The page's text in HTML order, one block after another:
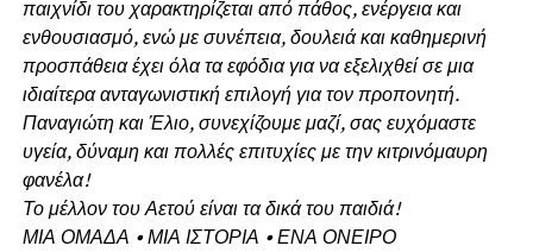
παιχνίδι του χαρακτηρίζεται από πάθος, ενέργεια και
ενθουσιασμό, ενώ με συνέπεια, δουλειά και καθημερινή
προσπάθεια έχει όλα τα εφόδια για να εξελιχθεί σε μια
ιδιαίτερα ανταγωνιστική επιλογή για τον προπονητή.
Παναγιώτη και Έλιο, συνεχίζουμε μαζί, σας ευχόμαστε
υγεία, δύναμη και πολλές επιτυχίες με την κιτρινόμαυρη
φανέλα!
Το μέλλον του Αετού είναι τα δικά του παιδιά!
ΜΙΑ ΟΜΑΔΑ • ΜΙΑ ΙΣΤΟΡΙΑ • ΕΝΑ ΟΝΕΙΡΟ